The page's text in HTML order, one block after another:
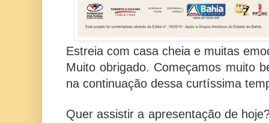
Estreia com casa cheia e muitas
Muito obrigado. Começamos muito
na continuação dessa curtíssima
Quer assistir a apresentação de